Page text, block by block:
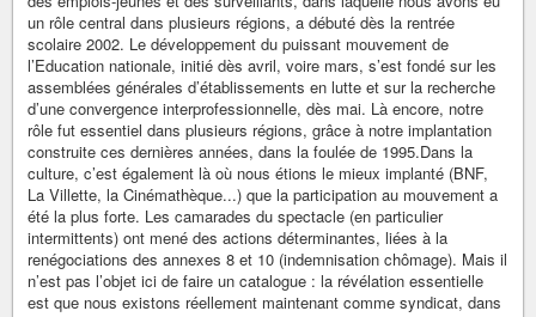
un rôle central dans plusieurs régions, a débuté dès la rentrée
scolaire 2002. Le développement du puissant mouvement de
l’Education nationale, initié dès avril, voire mars, s’est fondé sur les
assemblées générales d’établissements en lutte et sur la recherche
d’une convergence interprofessionnelle, dès mai. Là encore, notre
rôle fut essentiel dans plusieurs régions, grâce à notre implantation
construite ces dernières années, dans la foulée de 1995.Dans la
culture, c’est également là où nous étions le mieux implanté (BNF,
La Villette, la Cinémathèque...) que la participation au mouvement a
été la plus forte. Les camarades du spectacle (en particulier
intermittents) ont mené des actions déterminantes, liées à la
renégociations des annexes 8 et 10 (indemnisation chômage). Mais il
n’est pas l’objet ici de faire un catalogue : la révélation essentielle
est que nous existons réellement maintenant comme syndicat, dans